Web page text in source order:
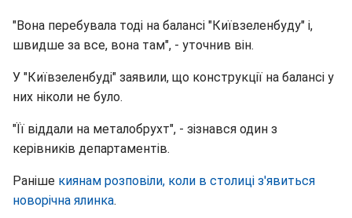
"Вона перебувала тоді на балансі "Київзеленбуду" і,
швидше за все, вона там", - уточнив він.
У "Київзеленбуді" заявили, що конструкції на балансі у
них ніколи не було.
"Її віддали на металобрухт", - зізнався один з
керівників департаментів.
Раніше киянам розповіли, коли в столиці з'явиться
новорічна ялинка.